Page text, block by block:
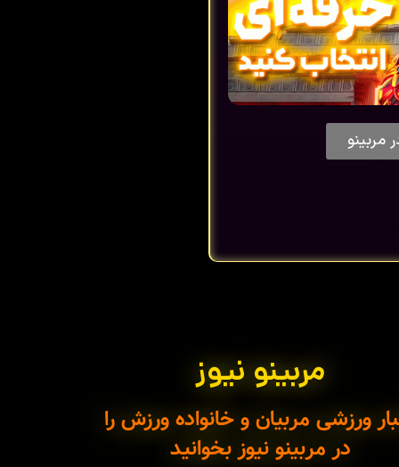
مربینو
مربینو نیوز
ورزشی مربیان و خانواده ورزش را
در مربینو نیوز بخوانید